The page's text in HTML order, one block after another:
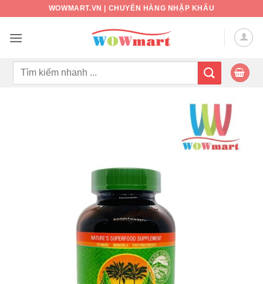
nội
WOWMART.VN | CHUYÊN HÀNG NHẬP KHẨU
Tìm